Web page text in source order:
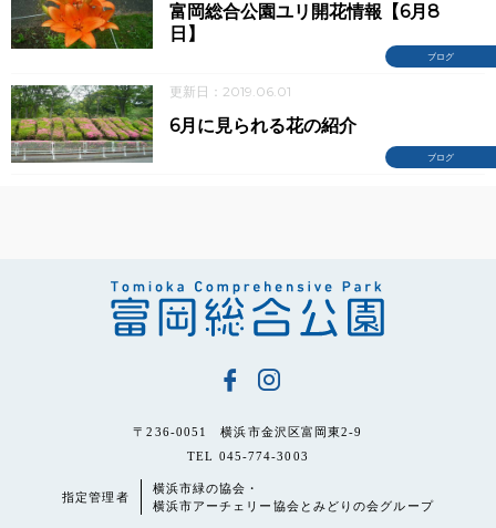
ブログ
富岡総合公園ユリ開花情報【6月8
日】
更新日：2019.06.01
ブログ
6月に見られる花の紹介
〒236-0051 横浜市金沢区富岡東2-9
TEL 045-774-3003
指定管理者
横浜市緑の協会・
横浜市アーチェリー協会とみどりの会グループ